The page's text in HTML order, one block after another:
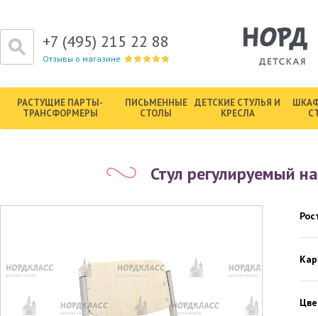
+7 (495) 215 22 88
Отзывы о магазине
РАСТУЩИЕ ПАРТЫ-
ТРАНСФОРМЕРЫ
ПИСЬМЕННЫЕ
СТОЛЫ
ДЕТСКИЕ СТУЛЬЯ И
КРЕСЛА
Стул регулируемый